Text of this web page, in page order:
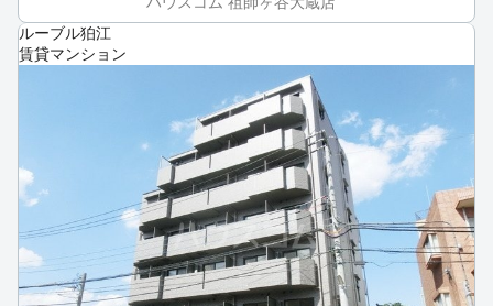
ルーブル狛江
賃貸マンション